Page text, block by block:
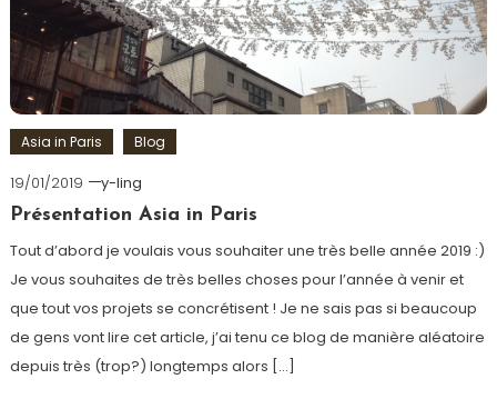
Asia in Paris Blog
19/01/2019
y-ling
Présentation Asia in Paris
Tout d’abord je voulais vous souhaiter une très belle année 2019 :)
Je vous souhaites de très belles choses pour l’année à venir et
que tout vos projets se concrétisent ! Je ne sais pas si beaucoup
de gens vont lire cet article, j’ai tenu ce blog de manière aléatoire
depuis très (trop?) longtemps alors […]